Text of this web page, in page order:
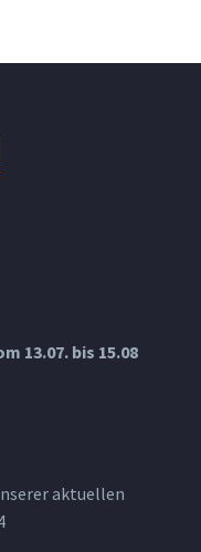
13.07. bis 15.08
aktuellen